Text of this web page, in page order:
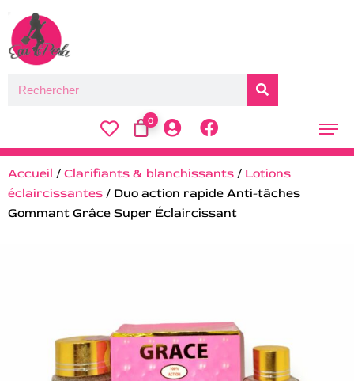
0
Accueil / Clarifiants & blanchissants / Lotions
éclaircissantes / Duo action rapide Anti-tâches
Gommant Grâce Super Éclaircissant